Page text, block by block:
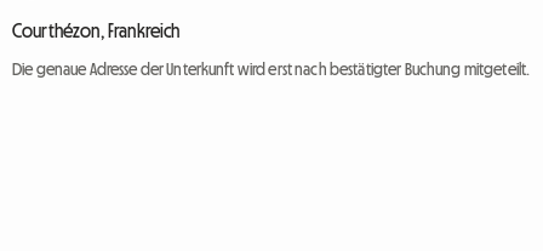
Courthézon, Frankreich
Die genaue Adresse der Unterkunft wird erst nach bestätigter Buchung mitgeteilt.